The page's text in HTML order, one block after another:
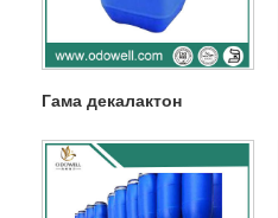
Гама декалактон